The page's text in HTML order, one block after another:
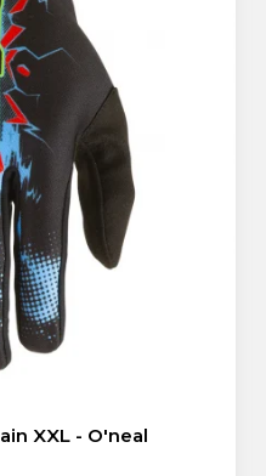
XXL - O'neal